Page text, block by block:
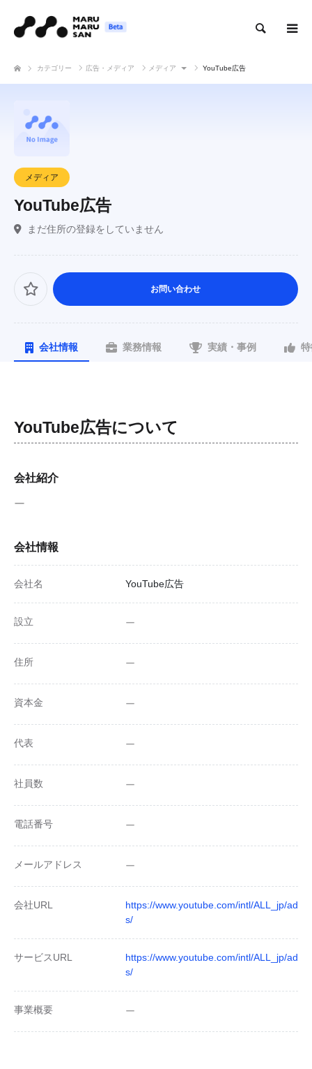
カテゴリー 広告・メディア メディア YouTube広告
メディア
YouTube広告
まだ住所の登録をしていません
お問い合わせ
会社情報 業務情報 実績・事例
YouTube広告について
会社紹介
ー
会社情報
会社名 YouTube広告
設立 ー
住所 ー
資本金 ー
代表 ー
社員数 ー
電話番号 ー
メールアドレス ー
会社URL
https://www.youtube.com/intl/ALL_jp/ad
s/
サービスURL
https://www.youtube.com/intl/ALL_jp/ad
s/
事業概要 ー